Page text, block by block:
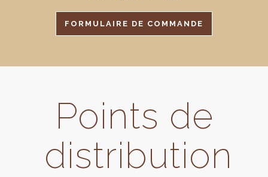
FORMULAIRE DE COMMANDE
Points de
distribution